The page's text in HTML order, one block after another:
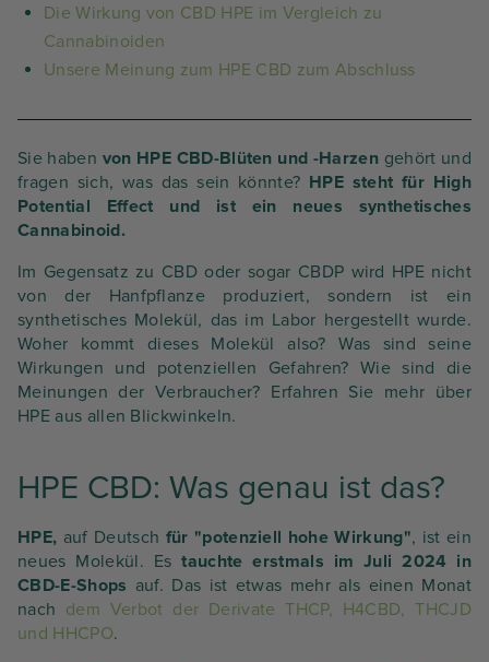
Die Wirkung von CBD HPE im Vergleich zu
Cannabinoiden
Unsere Meinung zum HPE CBD zum Abschluss
Sie haben von HPE CBD-Blüten und -Harzen gehört und
fragen sich, was das sein könnte? HPE steht für High
Potential Effect und ist ein neues synthetisches
Cannabinoid.
Im Gegensatz zu CBD oder sogar CBDP wird HPE nicht
von der Hanfpflanze produziert, sondern ist ein
synthetisches Molekül, das im Labor hergestellt wurde.
Woher kommt dieses Molekül also? Was sind seine
Wirkungen und potenziellen Gefahren? Wie sind die
Meinungen der Verbraucher? Erfahren Sie mehr über
HPE aus allen Blickwinkeln.
HPE CBD: Was genau ist das?
HPE, auf Deutsch für "potenziell hohe Wirkung", ist ein
neues Molekül. Estauchte erstmals im Juli 2024 in
CBD-E-Shops auf. Das ist etwas mehr als einen Monat
nach dem Verbot der Derivate THCP, H4CBD, THCJD
und HHCPO.